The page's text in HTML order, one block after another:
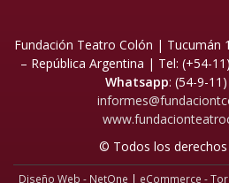
Fundación Teatro Colón | Tucumán
– República Argentina | Tel: (+54-
Whatsapp: (54-9-
© Todos los derechos
Diseño Web - NetOne | eCommerce -